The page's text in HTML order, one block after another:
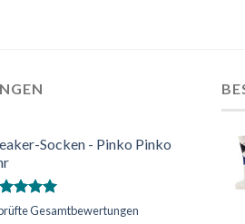
Socken - Pinko Pinko
Gesamtbewertungen